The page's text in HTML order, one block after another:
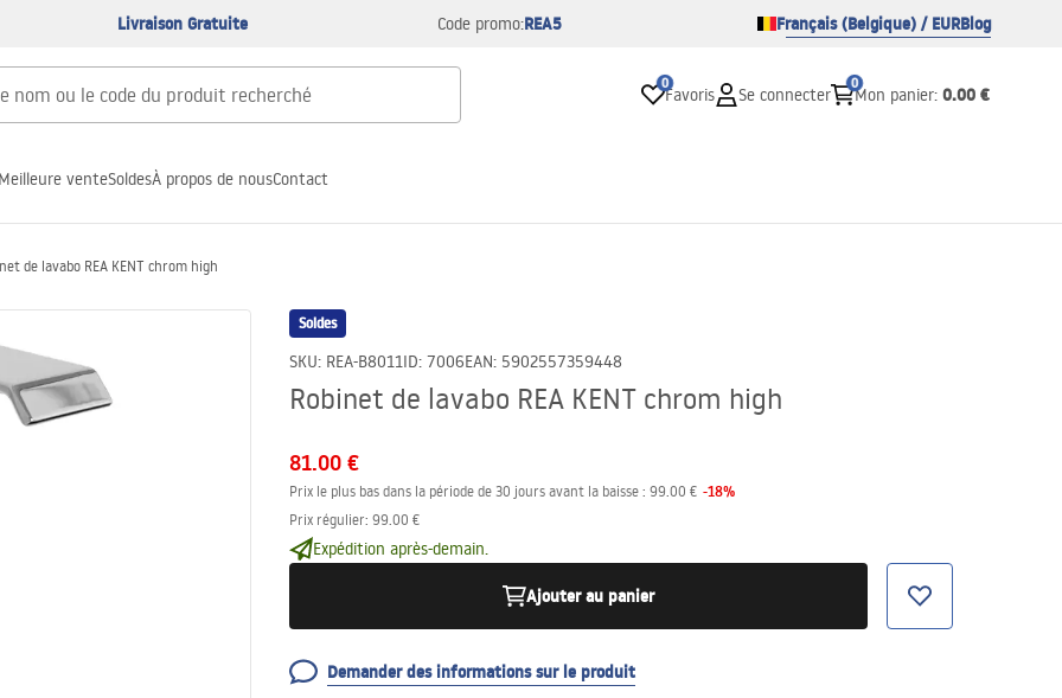
Livraison Gratuite Code promo:REA5 Français (Belgique) / EURBlog
0
Favoris Se connecter
0
Mon panier: 0.00 €
Meilleure venteSoldesÀ propos de nousContact
de lavabo REA KENT chrom high
Soldes
SKU: REA-B8011ID: 7006EAN: 5902557359448
Robinet de lavabo REA KENT chrom high
81.00 €
Prix le plus bas dans la période de 30 jours avant la baisse : 99.00 € -18%
Prix régulier: 99.00 €
Expédition après-demain.
Ajouter au panier
Demander des informations sur le produit